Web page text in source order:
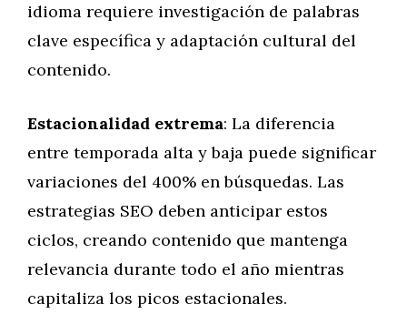
idioma requiere investigación de palabras
clave específica y adaptación cultural del
contenido.
Estacionalidad extrema: La diferencia
entre temporada alta y baja puede significar
variaciones del 400% en búsquedas. Las
estrategias SEO deben anticipar estos
ciclos, creando contenido que mantenga
relevancia durante todo el año mientras
capitaliza los picos estacionales.